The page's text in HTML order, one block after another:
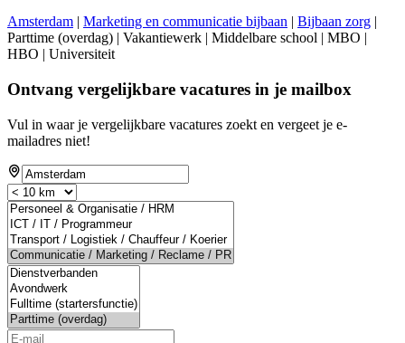
Amsterdam | Marketing en communicatie bijbaan | Bijbaan zorg |
Parttime (overdag) | Vakantiewerk | Middelbare school | MBO |
HBO | Universiteit
Ontvang vergelijkbare vacatures in je mailbox
Vul in waar je vergelijkbare vacatures zoekt en vergeet je e-
mailadres niet!